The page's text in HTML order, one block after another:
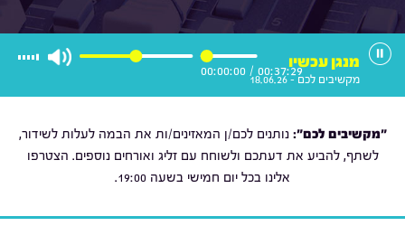
00:37:29
/
00:00:00
מנגן עכשיו
מקשיבים לכם - 18.06.26
"מקשיבים לכם": נותנים לכם/ן המאזינים/ות את הבמה לעלות לשידור,
לשתף, להביע את דעתכם ולשוחח עם זליג ואורחים נוספים. הצטרפו
אלינו בכל יום חמישי בשעה 19:00.